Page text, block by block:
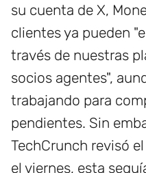
su cuenta de X,
clientes ya pueden
través de nuestras
socios agentes",
trabajando para
pendientes. Sin
TechCrunch revisó
el viernes, esta